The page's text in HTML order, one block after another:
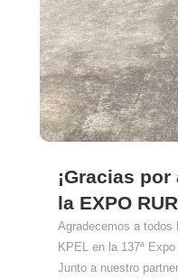
¡Gracias
la EXPO
Agradecemos a
KPEL en la 137ª
Junto a nuestro